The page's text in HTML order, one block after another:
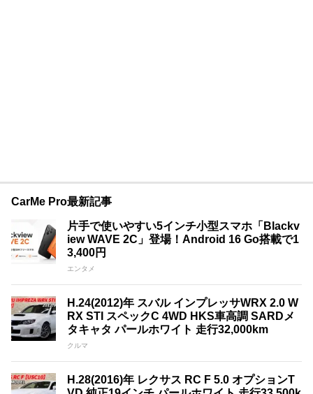
CarMe Pro最新記事
片手で使いやすい5インチ小型スマホ「Blackv
iew WAVE 2C」登場！Android 16 Go搭載で1
3,400円
エンタメ
H.24(2012)年 スバル インプレッサWRX 2.0 W
RX STI スペックC 4WD HKS車高調 SARDメ
タキャタ パールホワイト 走行32,000km
クルマ
H.28(2016)年 レクサス RC F 5.0 オプションT